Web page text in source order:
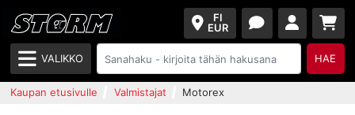
FI
EUR
VALIKKO HAE
Kaupan etusivulle Valmistajat Motorex